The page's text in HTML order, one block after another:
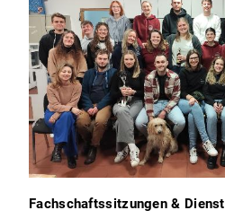
Fachschaftssitzungen & Dienst